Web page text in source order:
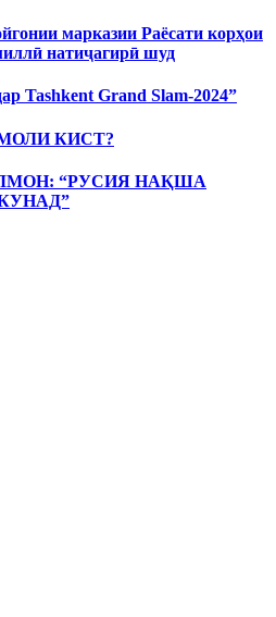
марказии Раёсати корҳои
натиҷагирӣ шуд
Tashkent Grand Slam-2024”
КИСТ?
“РУСИЯ НАҚША